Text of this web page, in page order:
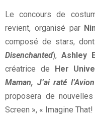
Le concours de
revient, organisé par
composé de stars, dont
Disenchanted),Ashley
créatrice de
Her
Maman, J’ai raté
proposera de
Screen », « Imagine